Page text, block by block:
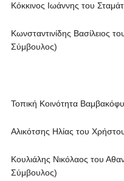
Κόκκινος Ιωάννης του
Κωνσταντινίδης Βασίλειος
Σύμβουλος)
Τοπική Κοινότητα
Αλικότσης Ηλίας του
Κουλιάλης Νικόλαος του
Σύμβουλος)